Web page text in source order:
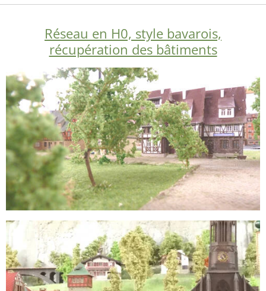
Réseau en H0, style bavarois,
récupération des bâtiments